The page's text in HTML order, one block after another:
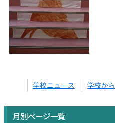
学校ニュ―ス 学校から
月別ページ一覧